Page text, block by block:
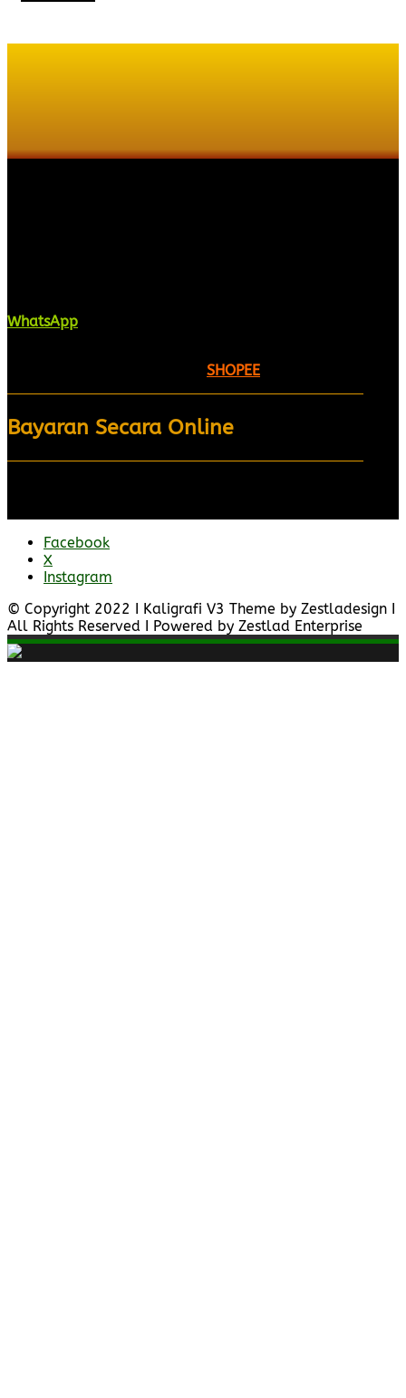
WhatsApp
SHOPEE
Bayaran Secara Online
Facebook
X
Instagram
© Copyright 2022 I Kaligrafi V3 Theme by Zestladesign I
All Rights Reserved I Powered by Zestlad Enterprise